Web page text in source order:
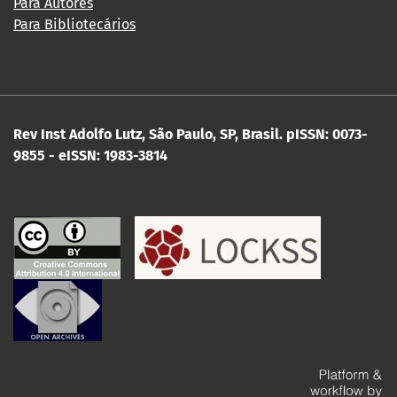
Para Bibliotecários
Rev Inst Adolfo Lutz, São Paulo, SP, Brasil. pISSN: 0073-
9855 - eISSN: 1983-3814